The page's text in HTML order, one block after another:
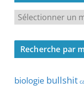
e
e
a
e
c
r
Recherche par
biologie bullshit